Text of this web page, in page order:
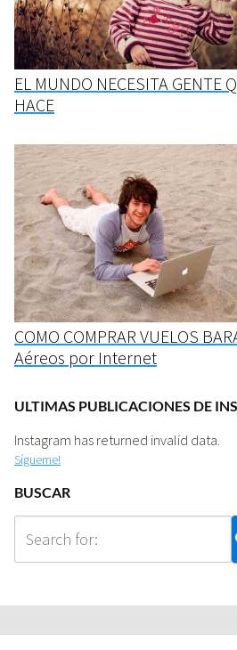
EL MUNDO NECESITA GENTE
HACE
COMO COMPRAR VUELOS
Aéreos por Internet
ULTIMAS PUBLICACIONES DE
Instagram has returned invalid data.
Sígueme!
BUSCAR